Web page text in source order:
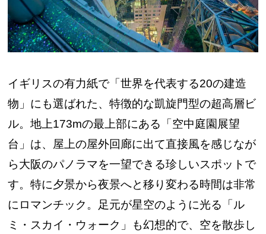
イギリスの有力紙で「世界を代表する20の建造
物」にも選ばれた、特徴的な凱旋門型の超高層ビ
ル。地上173mの最上部にある「空中庭園展望
台」は、屋上の屋外回廊に出て直接風を感じなが
ら大阪のパノラマを一望できる珍しいスポットで
す。特に夕景から夜景へと移り変わる時間は非常
にロマンチック。足元が星空のように光る「ル
ミ・スカイ・ウォーク」も幻想的で、空を散歩し